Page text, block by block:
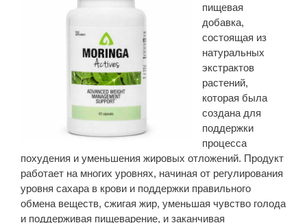
пищевая
добавка,
состоящая из
натуральных
экстрактов
растений,
которая была
создана для
поддержки
процесса
похудения и уменьшения жировых отложений. Продукт
работает на многих уровнях, начиная от регулирования
уровня сахара в крови и поддержки правильного
обмена веществ, сжигая жир, уменьшая чувство голода
и поддерживая пищеварение, и заканчивая